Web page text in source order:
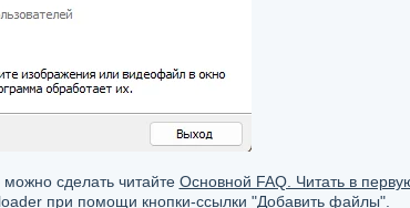
сделать читайте Основной FAQ. Читать в
при помощи кнопки-ссылки "Добавить файлы".